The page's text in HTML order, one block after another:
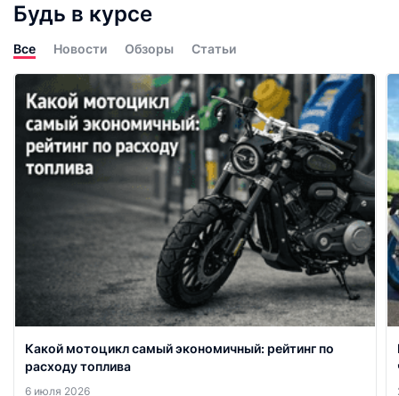
Будь в курсе
Все Новости Обзоры Статьи
Какой мотоцикл самый экономичный: рейтинг по
расходу топлива
6 июля 2026